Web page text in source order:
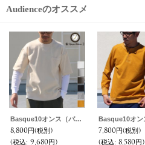
Audienceのオススメ
BSQ天竺スプリットスリーブ9/S Tee【MADE IN JAPAN】『日本製』/ Upscape Audience
7,800円(税別)
(税込: 8,580円)
6,900円(税別)
(税込: 7,590円)